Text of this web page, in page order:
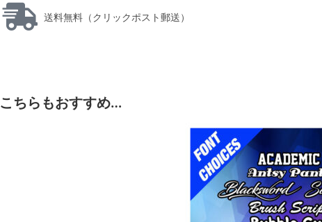
送料無料（クリックポスト郵送）
こちらもおすすめ…